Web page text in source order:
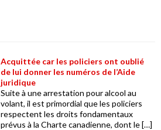
Acquittée car les policiers ont oublié
de lui donner les numéros de l’Aide
juridique
Suite à une arrestation pour alcool au
volant, il est primordial que les policiers
respectent les droits fondamentaux
prévus à la Charte canadienne, dont le […]